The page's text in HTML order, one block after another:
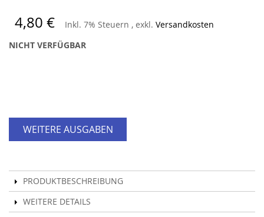
4,80 € Inkl. 7% Steuern , exkl. Versandkosten
NICHT VERFÜGBAR
WEITERE AUSGABEN
PRODUKTBESCHREIBUNG
WEITERE DETAILS